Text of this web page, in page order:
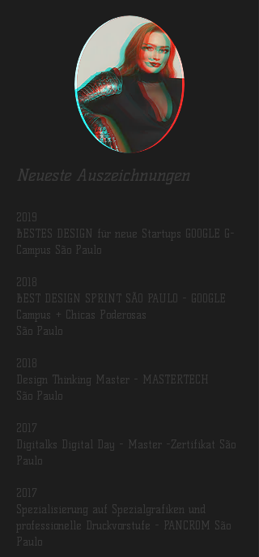
Neueste Auszeichnungen
2019
BESTES DESIGN für neue Startups GOOGLE G-
Campus São Paulo
2018
BEST DESIGN SPRINT SÃO PAULO - GOOGLE
Campus + Chicas Poderosas
São Paulo
2018
Design Thinking Master - MASTERTECH
São Paulo
2017
Digitalks Digital Day - Master -Zertifikat São
Paulo
2017
Spezialisierung auf Spezialgrafiken und
professionelle Druckvorstufe - PANCROM São
Paulo